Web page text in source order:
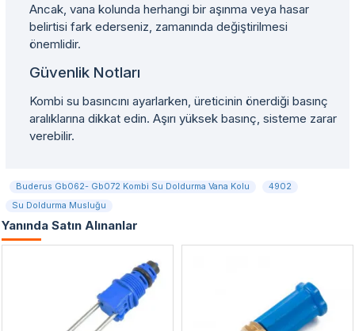
Ancak, vana kolunda herhangi bir aşınma veya hasar
belirtisi fark ederseniz, zamanında değiştirilmesi
önemlidir.
Güvenlik Notları
Kombi su basıncını ayarlarken, üreticinin önerdiği basınç
aralıklarına dikkat edin. Aşırı yüksek basınç, sisteme zarar
verebilir.
Buderus Gb062- Gb072 Kombi Su Doldurma Vana Kolu
4902
Su Doldurma Musluğu
Yanında Satın Alınanlar